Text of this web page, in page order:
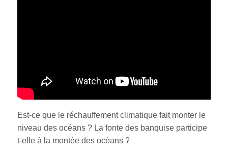
Est-ce que le réchauffement climatique fait monter le
niveau des océans ? La fonte des banquise participe
t-elle à la montée des océans ?